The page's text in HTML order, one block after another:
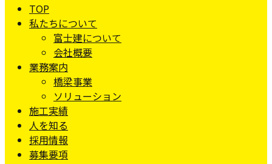
TOP
私たちについて
富士建について
会社概要
業務案内
橋梁事業
ソリューション
施工実績
人を知る
採用情報
募集要項